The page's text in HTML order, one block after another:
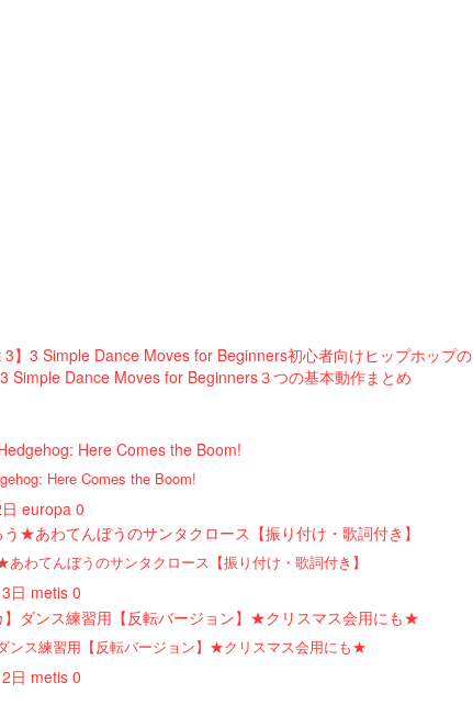
3】3 Simple Dance Moves for Beginners初心者向けヒップホップ
3 Simple Dance Moves for Beginners３つの基本動作まとめ
Here Comes the Boom!
europa 0
わてんぼうのサンタクロース【振り付け・歌詞付き】
日 metis 0
ンス練習用【反転バージョン】★クリスマス会用にも★
日 metis 0